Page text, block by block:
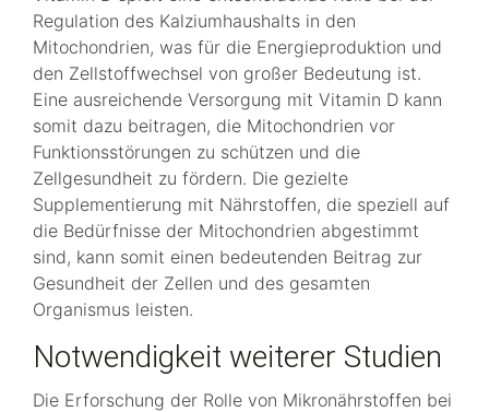
Regulation des Kalziumhaushalts in den
Mitochondrien, was für die Energieproduktion und
den Zellstoffwechsel von großer Bedeutung ist.
Eine ausreichende Versorgung mit Vitamin D kann
somit dazu beitragen, die Mitochondrien vor
Funktionsstörungen zu schützen und die
Zellgesundheit zu fördern. Die gezielte
Supplementierung mit Nährstoffen, die speziell auf
die Bedürfnisse der Mitochondrien abgestimmt
sind, kann somit einen bedeutenden Beitrag zur
Gesundheit der Zellen und des gesamten
Organismus leisten.
Notwendigkeit weiterer Studien
Die Erforschung der Rolle von Mikronährstoffen bei